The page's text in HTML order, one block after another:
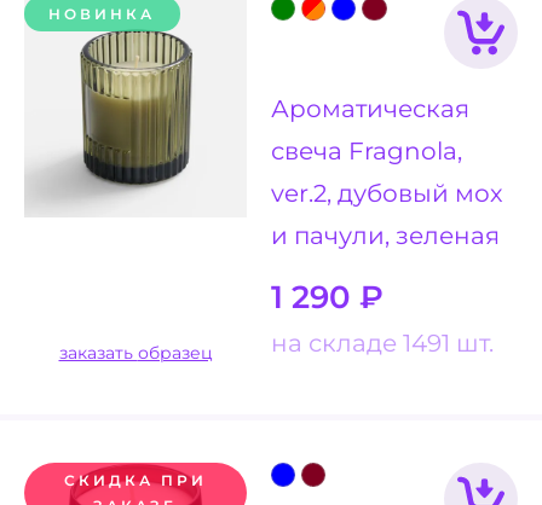
НОВИНКА
Ароматическая
свеча Fragnola,
ver.2, дубовый мох
и пачули, зеленая
1 290 ₽
на складе 1491 шт.
заказать образец
СКИДКА ПРИ